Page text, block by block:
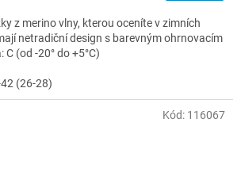
z merino vlny, kterou oceníte v zimních
netradiční design s barevným ohrnovacím
(od -20° do +5°C)
(26-28)
Kód: 116067